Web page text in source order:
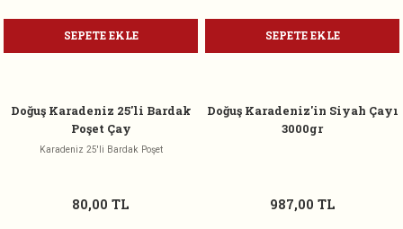
SEPETE EKLE SEPETE EKLE
Doğuş Karadeniz 25'li Bardak
Poşet Çay
Karadeniz 25'li Bardak Poşet
80,00 TL
Doğuş Karadeniz'in Siyah Çayı
3000gr
987,00 TL